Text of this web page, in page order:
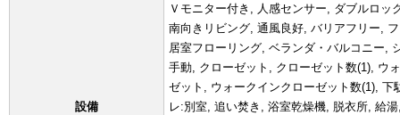
設備
Ｖモニター付き, 人感センサー, ダブルロッ
南向きリビング, 通風良好, バリアフリー,
居室フローリング, ベランダ・バルコニー,
手動, クローゼット, クローゼット数(1), ウ
ゼット, ウォークインクローゼット数(1), 下
レ:別室, 追い焚き, 浴室乾燥機, 脱衣所, 給